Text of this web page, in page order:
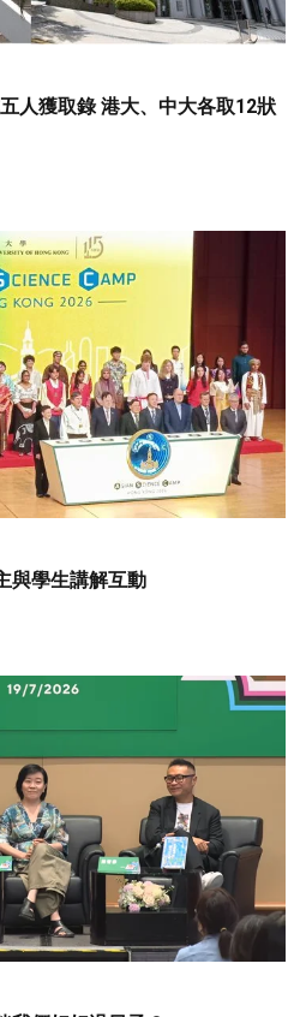
人獲取錄 港大、中大各取12狀
與學生講解互動